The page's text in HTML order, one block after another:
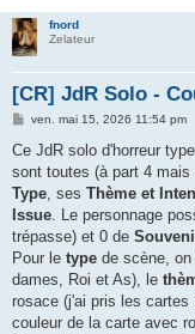
fnord
Zelateur
[CR] JdR Solo -
M
s
a
g
e
ven. mai 15, 2026 11:54 pm
Ce JdR solo d'horreur
sont toutes (à part 4
Type, ses Thème et
Issue. Le personnage
trépasse) et 0 de
Pour le type de scène,
dames, Roi et As), le
rosace (j'ai pris les cartes
couleur de la carte avec